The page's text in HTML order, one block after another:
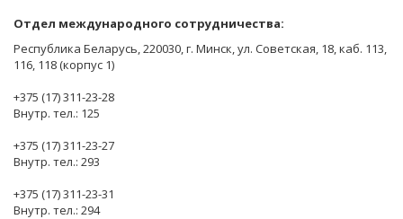
Отдел международного сотрудничества:
Республика Беларусь, 220030, г. Минск, ул. Советская, 18, каб. 113,
116, 118 (корпус 1)
+375 (17) 311-23-28
Внутр. тел.: 125
+375 (17) 311-23-27
Внутр. тел.: 293
+375 (17) 311-23-31
Внутр. тел.: 294